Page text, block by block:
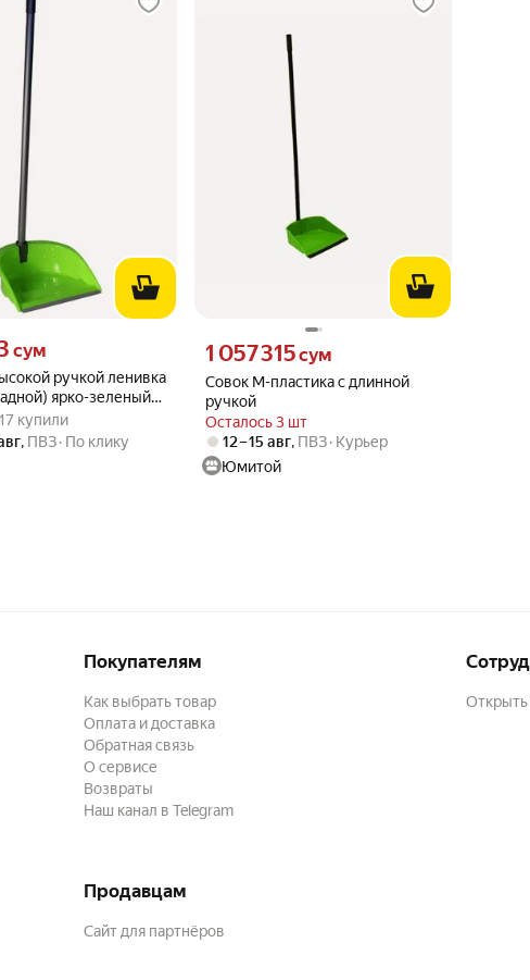
ручкой ленивка
ярко-зеленый
4400003547)
сум вместо
сум
4.8 из 5
17 купили
купили
, ПВЗ По клику
Совок М-пластика с длинной
ручкой
Осталось 3 шт
Цена 1057315 сум вместо
1 057 315сум
12 – 15 авг, ПВЗ Курьер
Юмитой
Покупателям
Как выбрать товар
Оплата и доставка
Обратная связь
О сервисе
Возвраты
Наш канал в Telegram
Открыть
Продавцам
Сайт для партнёров